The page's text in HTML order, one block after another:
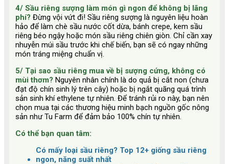
4/ Sầu riêng sượng làm món gì ngon để không bị lãng
phí? Đừng vội vứt đi! Sầu riêng sượng là nguyên liệu hoàn
hảo để làm chè sầu nước cốt dừa, bánh crepe, kem sầu
riêng béo ngậy hoặc món sầu riêng chiên giòn. Chỉ cần xay
nhuyễn múi sầu trước khi chế biến, bạn sẽ có ngay những
món tráng miệng chuẩn vị.
5/ Tại sao sầu riêng mua về bị sượng cứng, không có
mùi thơm? Nguyên nhân chính là do quả bị cắt non (chưa
đạt độ chín sinh lý trên cây) hoặc bị ngắt quãng quá trình
sản sinh khí ethylene tự nhiên. Để tránh rủi ro này, bạn nên
chọn mua tại các thương hiệu minh bạch nguồn gốc nông
sản như Tu Farm để đảm bảo 100% chín tự nhiên.
Có thể bạn quan tâm:
Có mấy loại sầu riêng? Top 12+ giống sầu riêng
ngon, năng suất nhất